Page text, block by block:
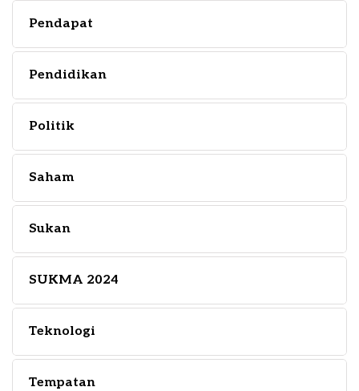
Pendapat
Pendidikan
Politik
Saham
Sukan
SUKMA 2024
Teknologi
Tempatan